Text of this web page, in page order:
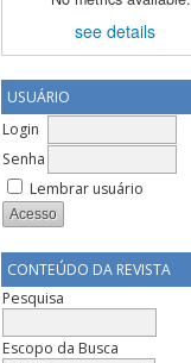
see details
USUÁRIO
Login
Senha
Lembrar usuário
CONTEÚDO DA REVISTA
Pesquisa
Escopo da Busca